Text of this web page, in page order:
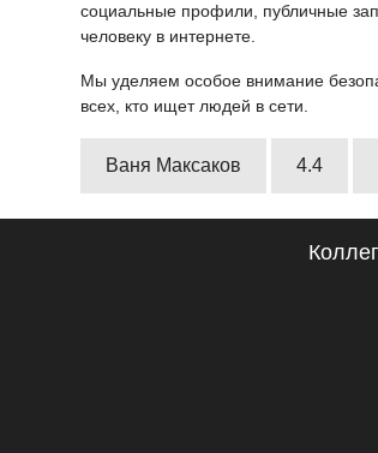
социальные профили, публичные
человеку в интернете.
Мы уделяем особое внимание
всех, кто ищет людей в сети.
Ваня Максаков 4.4